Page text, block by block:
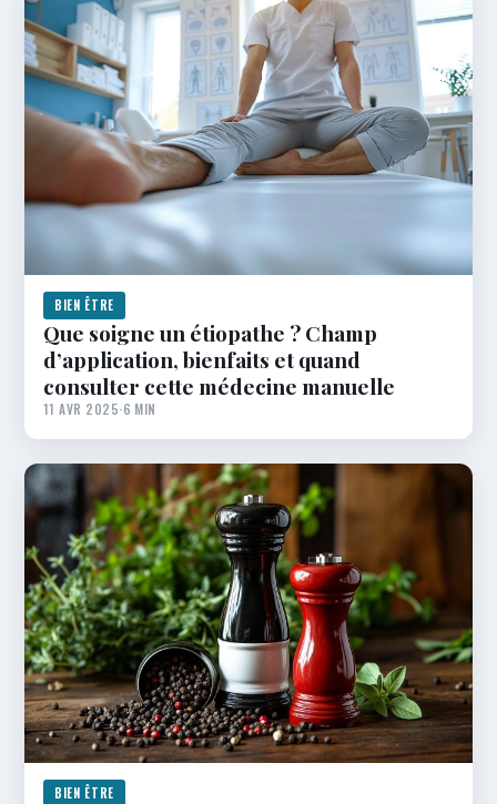
BIEN ÊTRE
Que soigne un étiopathe ? Champ
d’application, bienfaits et quand
consulter cette médecine manuelle
11 AVR 2025·6 MIN
BIEN ÊTRE